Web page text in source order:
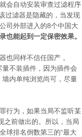
会自动安装审查过滤程序
过滤器是隐藏的，当发现
司外部进入的8个中国大
也能起到一定保密效果。
也同样不信任国产，
不装插件，因为插件会
内单纯浏览尚可，尽量
行为，如果当局不监听某
之前做出的。所以，当局
球排名倒数第三的“最大